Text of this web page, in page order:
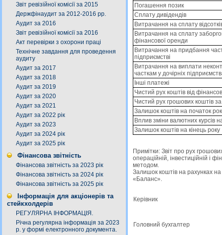
Звіт ревізійної комісії за 2015
Держфінаудит за 2012-2016 рр.
Аудит за 2016
Звіт ревізійної комісії за 2016
Акт перевірки з охорони праці
Технічне завдання для проведення
аудиту
Аудит за 2017
Аудит за 2018
Аудит за 2019
Аудит за 2020
Аудит за 2021
Аудит за 2022 рік
Аудит за 2023
Аудит за 2024 рік
Аудит за 2025 рік
Фінансова звітність
Фінансова звітність за 2023 рік
Фінансова звітність за 2024 рік
Фінансова звітність за 2025 рік
Інформація для акціонерів та
стейкхолдерів
РЕГУЛЯРНА ІНФОРМАЦІЯ.
Річна регулярна інформація за 2023
р. у формі електронного документа.
Погашення позик
Сплату дивідендів
Витрачання на сплату
Витрачання на сплату
фінансової оренди
Витрачання на придбання
підприємстві
Витрачання на виплати
часткам у дочірніх
Інші платежі
Чистий рух коштів від
Чистий рух грошових коштів за
Залишок коштів на початок
Вплив зміни валютних курсів
Залишок коштів на кінець року
Примітки: Звiт про рух
операцiйнiй, iнвестицiйнiй i
методом.
Залишок коштiв на рахунках
«Баланс».
Керівник
Головний бухгалтер